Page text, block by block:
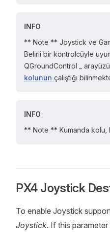
INFO
** Note ** Joystick ve
Belirli bir kontrolcüyle
QGroundControl _
kolunun çalıştığı
INFO
** Note ** Kumanda kolu,
PX4 Joystick
To enable Joystick
Joystick. If this parameter